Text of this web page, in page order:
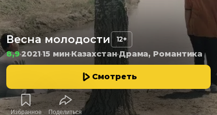
Весна молодости 12+
8,9202115 минКазахстанДрама, Романтика
Смотреть
Избранное Поделиться